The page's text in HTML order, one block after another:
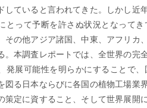
していると言われてきた。しかし近
とって予断を許さぬ状況となって
その他アジア諸国、中東、アフリカ
。本調査レポートでは、全世界の完
発展可能性を明らかにすることで
図る日本ならびに各国の植物工場業
策定に資すること、そして世界展開